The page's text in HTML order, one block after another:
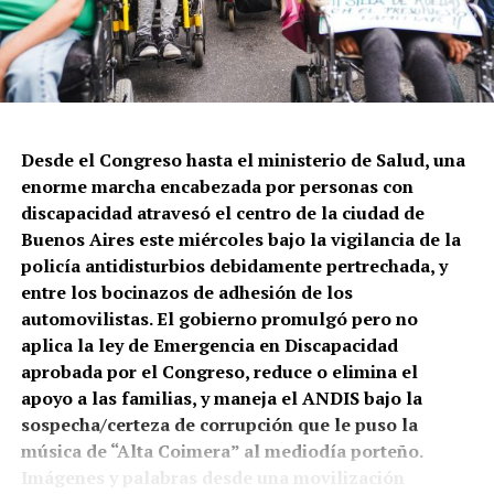
Este domingo por la tarde, en la esquina de Salta y
Constitución, la Policía de la Ciudad volvió a tirar a
matar. En este caso a Leonardo Vargas, quien quedó
gravemente herido y pelea por sobrevivir. Lo que
intentaba que una persona en situación de calle no le
robara su celular.
Vecinas y vecinos de Constitución, reclamando en la
El mapa del caravanazo.
A pie, a caballo, en autos y toda clase de vehículos la
provincia salió a las rutas y calles. Lo que está en
juego es una explotación de la minería metalífera a
gran escala, de oro y cobre, que atraviesa la cuenca
Desde el Congreso hasta el ministerio de Salud, una
enorme marcha encabezada por personas con
discapacidad atravesó el centro de la ciudad de
Buenos Aires este miércoles bajo la vigilancia de la
policía antidisturbios debidamente pertrechada, y
entre los bocinazos de adhesión de los
automovilistas. El gobierno promulgó pero no
aplica la ley de Emergencia en Discapacidad
aprobada por el Congreso, reduce o elimina el
apoyo a las familias, y maneja el ANDIS bajo la
sospecha/certeza de corrupción que le puso la
música de “Alta Coimera” al mediodía porteño.
Imágenes y palabras desde una movilización